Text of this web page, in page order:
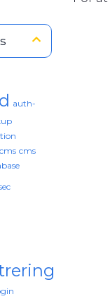
auth-
cms cms